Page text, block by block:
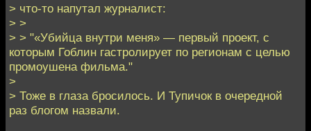
> что-то напутал журналист:
> >
> > "«Убийца внутри меня» — первый проект, с
которым Гоблин гастролирует по регионам с целью
промоушена фильма."
>
> Тоже в глаза бросилось. И Тупичок в очередной
раз блогом назвали.